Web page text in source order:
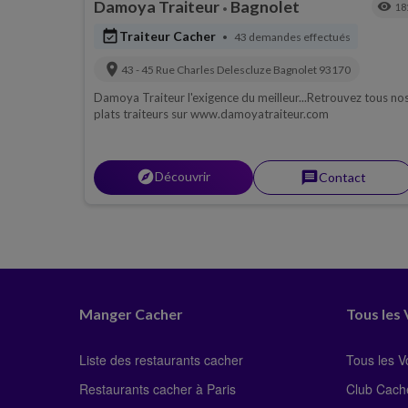
Damoya Traiteur • Bagnolet visibility
event_availableTraiteur Cacher • 43 demandes effectués
location_on 43 - 45 Rue Charles Delescluze Bagnolet 93170
Damoya Traiteur l'exigence du meilleur...Retrouvez tous
plats traiteurs sur www.damoyatraiteur.com
explorerDécouvrir messageContact
Manger Cacher
Liste des restaurants cacher
Restaurants cacher à Paris
Tous les
Tous les
Club